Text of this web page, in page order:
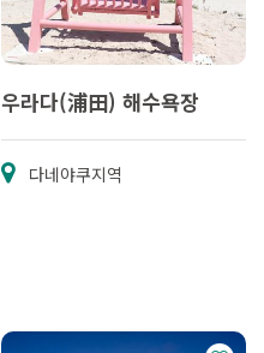
우라다(浦田) 해수욕장
다네야쿠지역